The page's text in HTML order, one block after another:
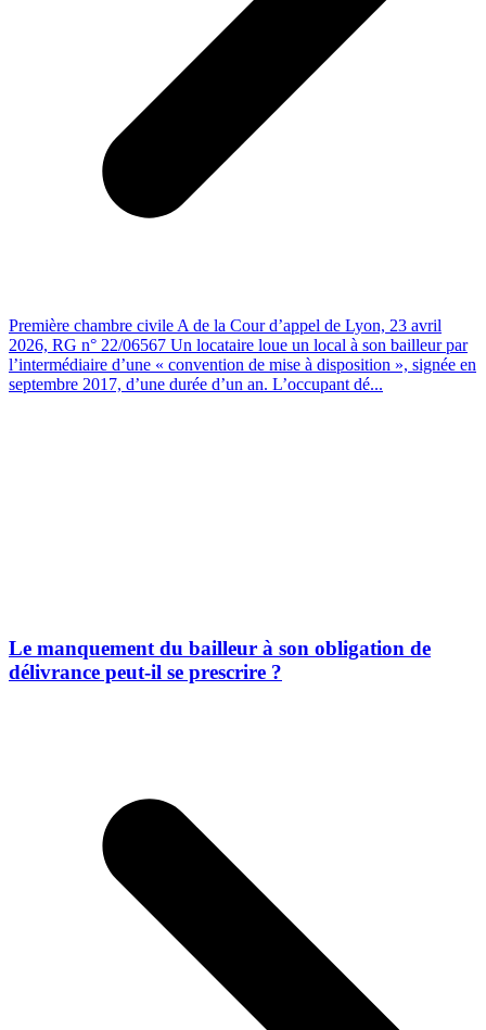
Première chambre civile A de la Cour d’appel de Lyon, 23 avril
2026, RG n° 22/06567 Un locataire loue un local à son bailleur par
l’intermédiaire d’une « convention de mise à disposition », signée en
septembre 2017, d’une durée d’un an. L’occupant dé...
Le manquement du bailleur à son obligation de
délivrance peut-il se prescrire ?